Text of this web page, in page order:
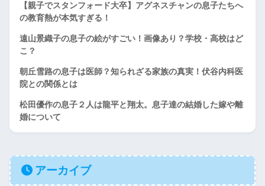
【親子でスタンフォード大卒】アグネスチャンの息子たちへ
の教育熱が本気すぎる！
遠山景織子の息子の絵がすごい！画像あり？学校・高校はど
こ？
朝丘雪路の息子は医師？知られざる家族の真実！伏谷内科医
院との関係とは
松田優作の息子２人は龍平と翔太。息子達の結婚した嫁や離
婚について
アーカイブ